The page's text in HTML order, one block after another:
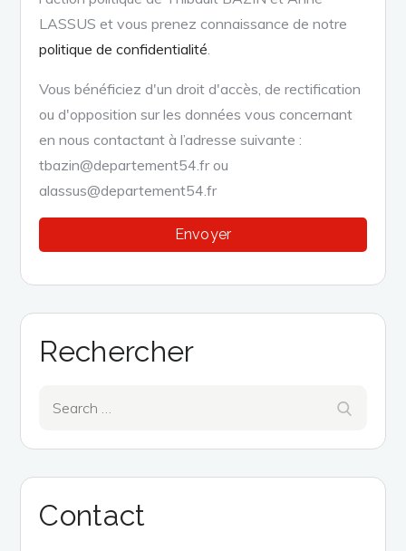
LASSUS et vous prenez connaissance de notre
politique de confidentialité
Vous bénéficiez d'un droit d'accès, de rectification
ou d'opposition sur les données vous concernant
en nous contactant à l’adresse suivante :
tbazin@departement54.fr ou
alassus@departement54.fr
Rechercher
Contact